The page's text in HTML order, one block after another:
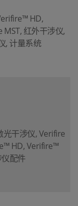
HD,
红外干涉仪,
, 计量系统
光干涉仪, Verifire
HD, Verifire™
配件